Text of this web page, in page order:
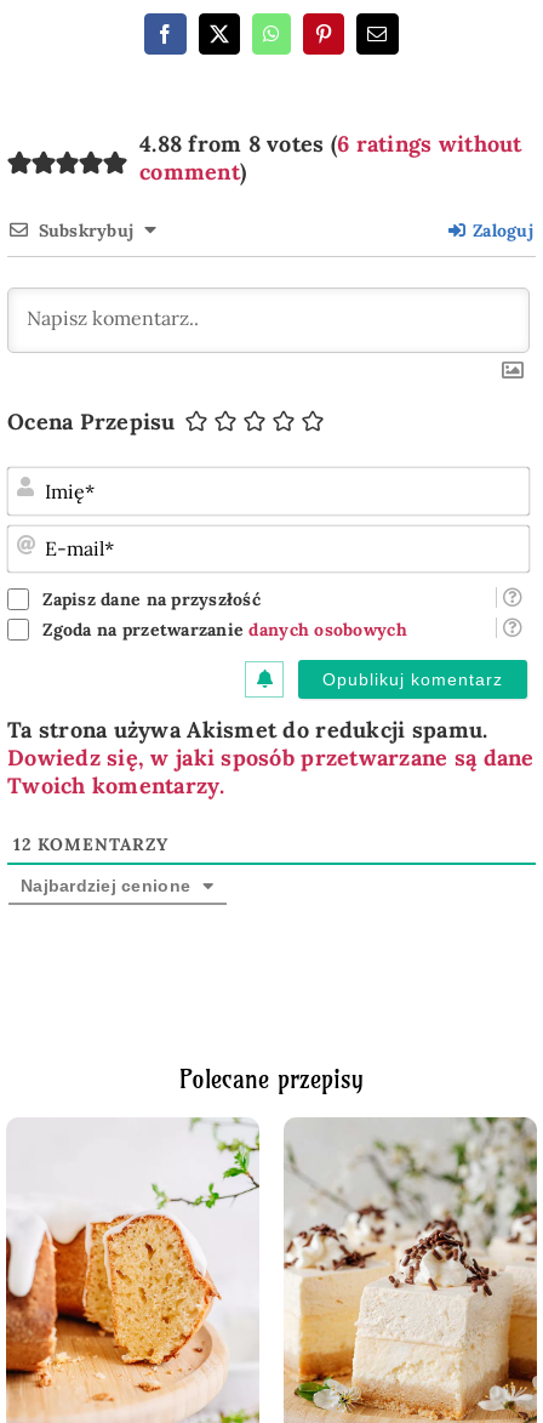
4.88 from 8 votes (6 ratings without
comment)
Subskrybuj Zaloguj
Ocena Przepisu
Zapisz dane na przyszłość
Zgoda na przetwarzaniedanych osobowych
Ta strona używa Akismet do redukcji spamu.
Dowiedz się, w jaki sposób przetwarzane są dane
Twoich komentarzy.
12 KOMENTARZY
Najbardziej cenione
Polecane przepisy